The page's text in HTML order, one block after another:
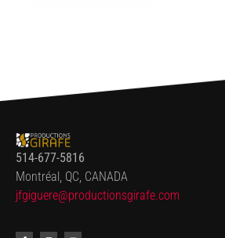
514-677-5816
Montréal, QC, CANADA
jfgiguere@productionsgirafe.com